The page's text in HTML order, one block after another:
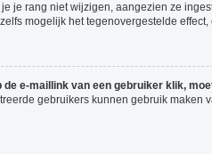
je rang niet wijzigen, aangezien ze
mogelijk het tegenovergestelde
de e-maillink van een gebruiker klik,
gebruikers kunnen gebruik maken